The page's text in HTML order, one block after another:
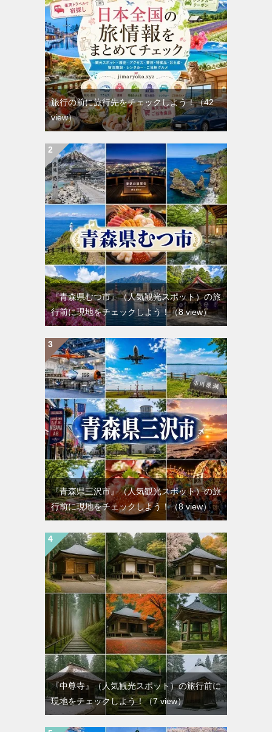
旅行の前に旅行先をチェックしよう！（42
view）
『青森県むつ市』（人気観光スポット）の旅
行前に現地をチェックしよう！（8 view）
『青森県三沢市』（人気観光スポット）の旅
行前に現地をチェックしよう！（8 view）
『中尊寺』（人気観光スポット）の旅行前に
現地をチェックしよう！（7 view）